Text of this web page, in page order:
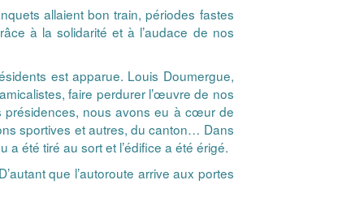
allaient bon train, périodes fastes
à la solidarité et à l’audace de nos
est apparue. Louis Doumergue,
faire perdurer l’œuvre de nos
présidences, nous avons eu à cœur de
sportives et autres, du canton… Dans
été tiré au sort et l’édifice a été érigé.
que l’autoroute arrive aux portes